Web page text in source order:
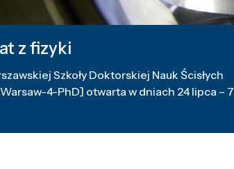
z fizyki
Szkoły Doktorskiej Nauk Ścisłych
4-PhD] otwarta w dniach 24 lipca – 7